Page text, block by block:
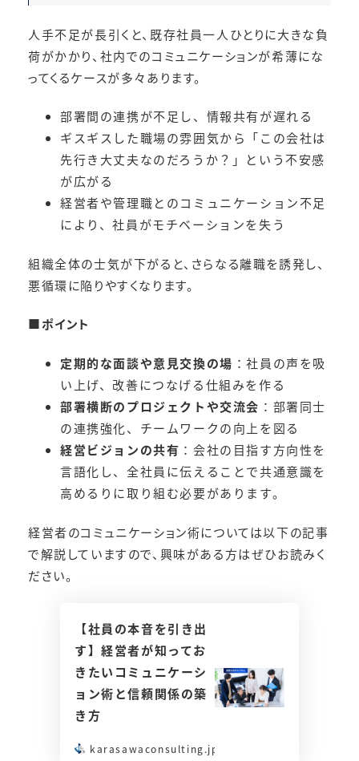
人手不足が長引くと、既存社員一人ひとりに大きな負
荷がかかり、社内でのコミュニケーションが希薄にな
ってくるケースが多々あります。
部署間の連携が不足し、情報共有が遅れる
ギスギスした職場の雰囲気から「この会社は
先行き大丈夫なのだろうか？」という不安感
が広がる
経営者や管理職とのコミュニケーション不足
により、社員がモチベーションを失う
組織全体の士気が下がると、さらなる離職を誘発し、
悪循環に陥りやすくなります。
■ポイント
定期的な面談や意見交換の場 ：社員の声を吸
い上げ、改善につなげる仕組みを作る
部署横断のプロジェクトや交流会 ：部署同士
の連携強化、チームワークの向上を図る
経営ビジョンの共有 ：会社の目指す方向性を
言語化し、全社員に伝えることで共通意識を
高めるりに取り組む必要があります。
経営者のコミュニケーション術については以下の記事
で解説していますので、興味がある方はぜひお読みく
ださい。
【社員の本音を引き出
す】経営者が知ってお
きたいコミュニケーシ
ョン術と信頼関係の築
き方
karasawaconsulting.jp